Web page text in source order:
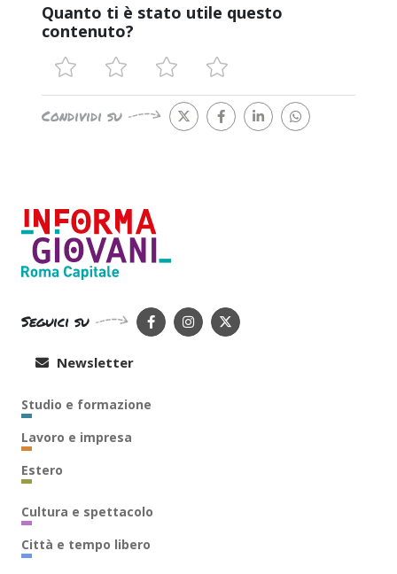
Quanto ti è stato utile questo
contenuto?
Condividi su
Seguici su
Newsletter
Studio e formazione
Lavoro e impresa
Estero
Cultura e spettacolo
Città e tempo libero